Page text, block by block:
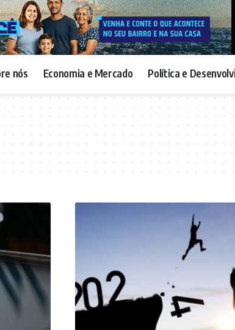
nós Economia e Mercado Política e